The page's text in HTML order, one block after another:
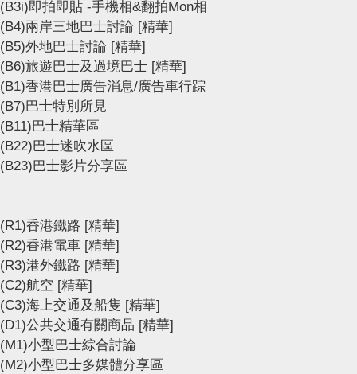
(B3i)即拍即貼 -手機相&翻拍Mon相
(B4)兩岸三地巴士討論 [精華]
(B5)外地巴士討論 [精華]
(B6)旅遊巴士及過境巴士 [精華]
(B1)香港巴士廣告消息/廣告車行踪
(B7)巴士特別所見
(B11)巴士精華區
(B22)巴士迷吹水區
(B23)巴士影片分享區
(R1)香港鐵路 [精華]
(R2)香港電車 [精華]
(R3)港外鐵路 [精華]
(C2)航空 [精華]
(C3)海上交通及船隻 [精華]
(D1)公共交通有關商品 [精華]
(M1)小型巴士綜合討論
(M2)小型巴士多媒體分享區